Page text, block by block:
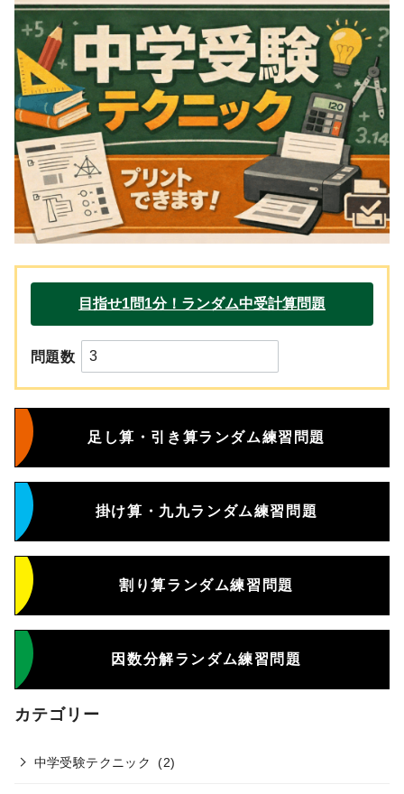
問題数
足し算・引き算ランダム練習問題
掛け算・九九ランダム練習問題
割り算ランダム練習問題
因数分解ランダム練習問題
カテゴリー
中学受験テクニック (2)